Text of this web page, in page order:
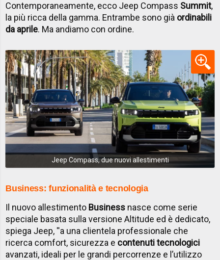
Contemporaneamente, ecco Jeep Compass Summit,
la più ricca della gamma. Entrambe sono già ordinabili
da aprile. Ma andiamo con ordine.
Jeep Compass, due nuovi allestimenti
Business: funzionalità e tecnologia
Il nuovo allestimento Business nasce come serie
speciale basata sulla versione Altitude ed è dedicato,
spiega Jeep, ''a una clientela professionale che
ricerca comfort, sicurezza e contenuti tecnologici
avanzati, ideali per le grandi percorrenze e l’utilizzo